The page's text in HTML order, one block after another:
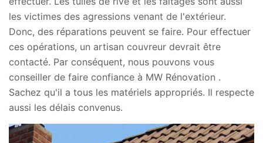
les victimes des agressions venant de l'extérieur.
Donc, des réparations peuvent se faire. Pour effectuer
ces opérations, un artisan couvreur devrait être
contacté. Par conséquent, nous pouvons vous
conseiller de faire confiance à MW Rénovation .
Sachez qu'il a tous les matériels appropriés. Il respecte
aussi les délais convenus.